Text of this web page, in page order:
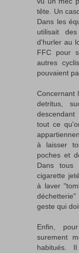
tête. Un
Dans les
utilisait
d'hurler au
FFC pour
autres
pouvaient
Concernant
detritus,
tout ce
à laisser
poches et
Dans tous
cigarette
à laver
geste qui
Enfin,
surement
habitués.